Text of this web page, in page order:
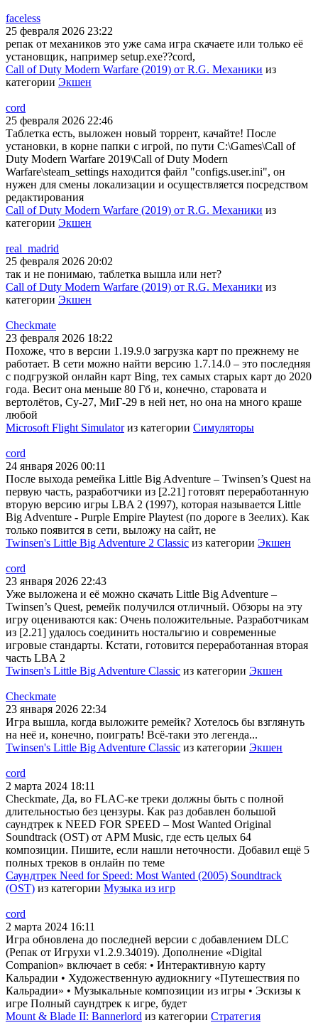
faceless
25 февраля 2026 23:22
репак от механиков это уже сама игра скачаете или только её
установщик, например setup.exe??cord,
Call of Duty Modern Warfare (2019) от R.G. Механики из
категории Экшен
cord
25 февраля 2026 22:46
Таблетка есть, выложен новый торрент, качайте! После
установки, в корне папки с игрой, по пути C:\Games\Call of
Duty Modern Warfare 2019\Call of Duty Modern
Warfare\steam_settings находится файл "configs.user.ini", он
нужен для смены локализации и осуществляется посредством
редактирования
Call of Duty Modern Warfare (2019) от R.G. Механики из
категории Экшен
real_madrid
25 февраля 2026 20:02
так и не понимаю, таблетка вышла или нет?
Call of Duty Modern Warfare (2019) от R.G. Механики из
категории Экшен
Checkmate
23 февраля 2026 18:22
Похоже, что в версии 1.19.9.0 загрузка карт по прежнему не
работает. В сети можно найти версию 1.7.14.0 – это последняя
с подгрузкой онлайн карт Bing, тех самых старых карт до 2020
года. Весит она меньше 80 Гб и, конечно, старовата и
вертолётов, Су-27, МиГ-29 в ней нет, но она на много краше
любой
Microsoft Flight Simulatorиз категории Симуляторы
cord
24 января 2026 00:11
После выхода ремейка Little Big Adventure – Twinsen’s Quest на
первую часть, разработчики из [2.21] готовят переработанную
вторую версию игры LBA 2 (1997), которая называется Little
Big Adventure - Purple Empire Playtest (по дороге в Зеелих). Как
только появится в сети, выложу на сайт, не
Twinsen's Little Big Adventure 2 Classic из категории Экшен
cord
23 января 2026 22:43
Уже выложена и её можно скачать Little Big Adventure –
Twinsen’s Quest, ремейк получился отличный. Обзоры на эту
игру оцениваются как: Очень положительные. Разработчикам
из [2.21] удалось соединить ностальгию и современные
игровые стандарты. Кстати, готовится переработанная вторая
часть LBA 2
Twinsen's Little Big Adventure Classic из категории Экшен
Checkmate
23 января 2026 22:34
Игра вышла, когда выложите ремейк? Хотелось бы взглянуть
на неё и, конечно, поиграть! Всё-таки это легенда...
Twinsen's Little Big Adventure Classic из категории Экшен
cord
2 марта 2024 18:11
Checkmate, Да, во FLAC-ке треки должны быть с полной
длительностью без цензуры. Как раз добавлен большой
саундтрек к NEED FOR SPEED – Most Wanted Original
Soundtrack (OST) от APM Music, где есть целых 64
композиции. Пишите, если нашли неточности. Добавил ещё 5
полных треков в онлайн по теме
Саундтрек Need for Speed: Most Wanted (2005) Soundtrack
(OST) из категории Музыка из игр
cord
2 марта 2024 16:11
Игра обновлена до последней версии с добавлением DLC
(Репак от Игрухи v1.2.9.34019). Дополнение «Digital
Companion» включает в себя: • Интерактивную карту
Кальрадии • Художественную аудиокнигу «Путешествия по
Кальрадии» • Музыкальные композиции из игры • Эскизы к
игре Полный саундтрек к игре, будет
Mount & Blade II: Bannerlord из категории Стратегия